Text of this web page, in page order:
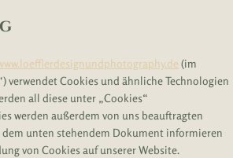
(im
verwendet Cookies und ähnliche Technologien
all diese unter „Cookies“
werden außerdem von uns beauftragten
unten stehendem Dokument informieren
von Cookies auf unserer Website.